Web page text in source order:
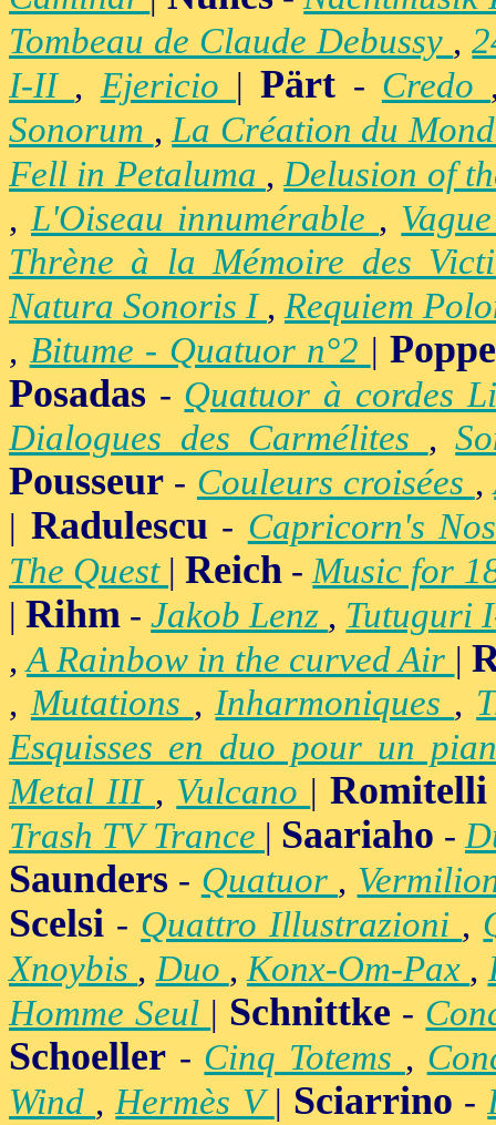
Tombeau de Claude Debussy ,
I-II ,Ejericio |Pärt - Credo
Sonorum ,La Création du
Fell in Petaluma ,Delusion of
,L'Oiseau innumérable ,
Thrène à la Mémoire des
Natura Sonoris I , Requiem
, Bitume - Quatuor n°2 |Poppe
Posadas - Quatuor à cordes
Dialogues des Carmélites ,
Pousseur - Couleurs croisées ,
| Radulescu - Capricorn's
The Quest |Reich -Music for
|Rihm -Jakob Lenz , Tutuguri
,A Rainbow in the curved Air |
,Mutations ,Inharmoniques ,
Esquisses en duo pour un
Metal III , Vulcano |Romitelli
Trash TV Trance | Saariaho -
Saunders - Quatuor ,
Scelsi - Quattro Illustrazioni ,
Xnoybis ,Duo ,Konx-Om-Pax ,
Homme Seul | Schnittke -
Schoeller - Cinq Totems ,
Wind ,Hermès V| Sciarrino -